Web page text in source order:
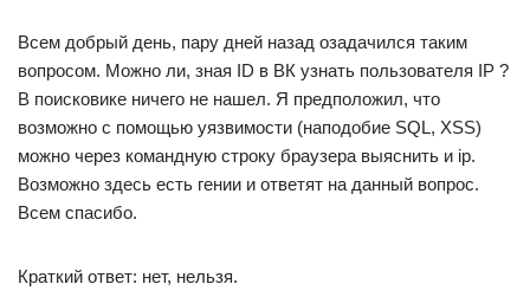
Всем добрый день, пару дней назад озадачился таким
вопросом. Можно ли, зная ID в ВК узнать пользователя IP ?
В поисковике ничего не нашел. Я предположил, что
возможно с помощью уязвимости (наподобие SQL, XSS)
можно через командную строку браузера выяснить и ip.
Возможно здесь есть гении и ответят на данный вопрос.
Всем спасибо.
Краткий ответ: нет, нельзя.